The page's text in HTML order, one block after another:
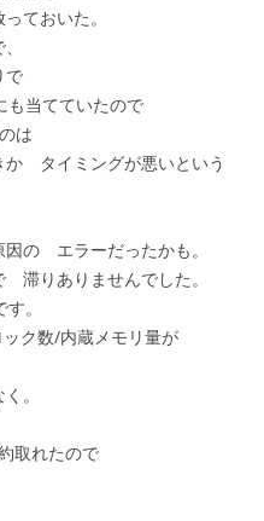
ておいた。
で
も当てていたので
は
か タイミングが悪いという
の エラーだったかも。
りありませんでした。
。
ク数/内蔵メモリ量が
。
取れたので